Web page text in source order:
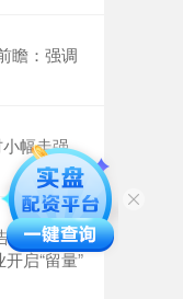
瞻：强调
幅走强。
：终止全
启“留量”